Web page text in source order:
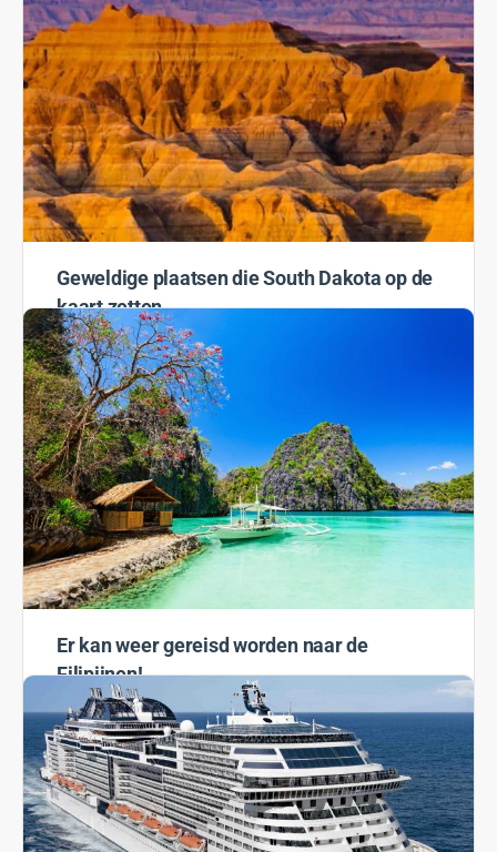
Pak een hondenslee. Maak wat honden vast. Stap op,
hou je vast, en wegwezen. Geen enkele andere manier
van reizen in de winter is vergelijkbaar,…
Rosanne
10 februari 2022
Geweldige plaatsen die South Dakota op de
kaart zetten
Mount Rushmore Voor altijd in graniet gebeiteld,
staren deze Amerikaanse predidenten over de skyline
van Amerika. Ze staan voor hoop, vastberadenheid,
en de…
Rosanne
10 februari 2022
Er kan weer gereisd worden naar de
Filipijnen!
Goed nieuws uit de Filipijnen! Vanaf 10 februari 2022
mogen volledig ingeënte personen uit landen met een
hoge vaccinatiegraad de Filipijnen binnenkomen met
een negatieve…